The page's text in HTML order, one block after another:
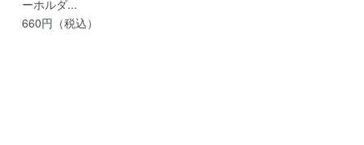
ーホルダ...
660円（税込）